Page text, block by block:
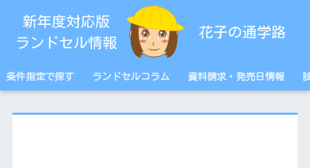
条件指定で探す ランドセルコラム 資料請求・発売日情報